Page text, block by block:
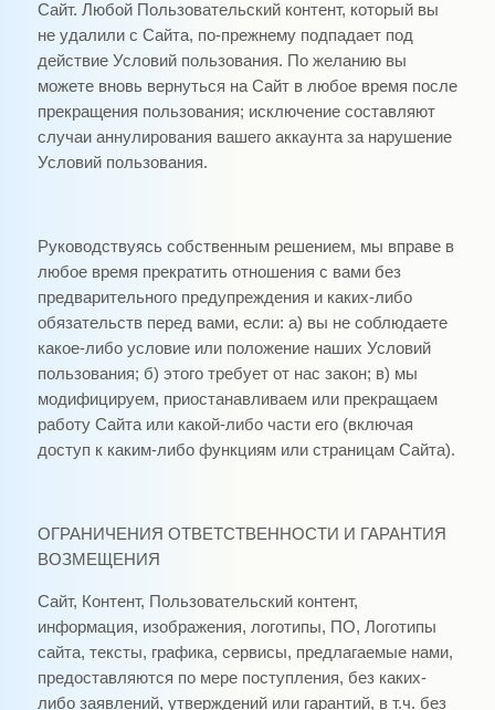
Сайт. Любой Пользовательский контент, который вы
не удалили с Сайта, по-прежнему подпадает под
действие Условий пользования. По желанию вы
можете вновь вернуться на Сайт в любое время после
прекращения пользования; исключение составляют
случаи аннулирования вашего аккаунта за нарушение
Условий пользования.
Руководствуясь собственным решением, мы вправе в
любое время прекратить отношения с вами без
предварительного предупреждения и каких-либо
обязательств перед вами, если: а) вы не соблюдаете
какое-либо условие или положение наших Условий
пользования; б) этого требует от нас закон; в) мы
модифицируем, приостанавливаем или прекращаем
работу Сайта или какой-либо части его (включая
доступ к каким-либо функциям или страницам Сайта).
ОГРАНИЧЕНИЯ ОТВЕТСТВЕННОСТИ И ГАРАНТИЯ
ВОЗМЕЩЕНИЯ
Сайт, Контент, Пользовательский контент,
информация, изображения, логотипы, ПО, Логотипы
сайта, тексты, графика, сервисы, предлагаемые нами,
предоставляются по мере поступления, без каких-
либо заявлений, утверждений или гарантий, в т.ч. без